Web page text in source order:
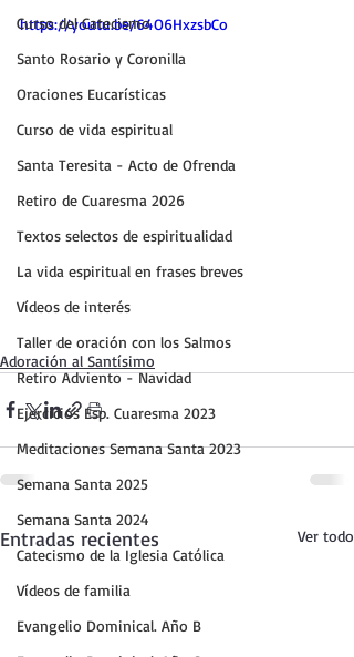
Curso del Catecismo
Santo Rosario y Coronilla
Oraciones Eucarísticas
Curso de vida espiritual
Santa Teresita - Acto de Ofrenda
Retiro de Cuaresma 2026
Textos selectos de espiritualidad
La vida espiritual en frases breves
Vídeos de interés
Taller de oración con los Salmos
Retiro Adviento - Navidad
Ejercicios Esp. Cuaresma 2023
Meditaciones Semana Santa 2023
Semana Santa 2025
Semana Santa 2024
Catecismo de la Iglesia Católica
Vídeos de familia
Evangelio Dominical. Año B
https://youtu.be/64O6HxzsbCo
Adoración al Santísimo
Entradas recientes Ver todo